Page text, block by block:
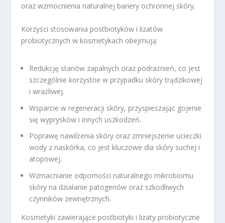
oraz wzmocnienia naturalnej bariery ochronnej skóry.
Korzyści stosowania postbiotyków i lizatów
probiotycznych w kosmetykach obejmują:
Redukcję stanów zapalnych oraz podrażnień, co jest
szczególnie korzystne w przypadku skóry trądzikowej
i wrażliwej.
Wsparcie w regeneracji skóry, przyspieszając gojenie
się wyprysków i innych uszkodzeń.
Poprawę nawilżenia skóry oraz zmniejszenie ucieczki
wody z naskórka, co jest kluczowe dla skóry suchej i
atopowej.
Wzmacnianie odporności naturalnego mikrobiomu
skóry na działanie patogenów oraz szkodliwych
czynników zewnętrznych.
Kosmetyki zawierające postbiotyki i lizaty probiotyczne